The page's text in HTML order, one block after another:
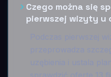
Czego można się
pierwszej wizyty